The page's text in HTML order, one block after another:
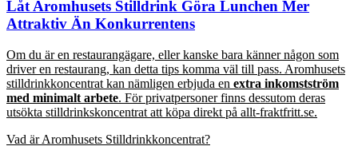
Låt Aromhusets Stilldrink Göra Lunchen Mer
Attraktiv Än Konkurrentens
Om du är en restaurangägare, eller kanske bara känner någon som
driver en restaurang, kan detta tips komma väl till pass. Aromhusets
stilldrinkkoncentrat kan nämligen erbjuda en extra inkomstström
med minimalt arbete. För privatpersoner finns dessutom deras
utsökta stilldrinkskoncentrat att köpa direkt på allt-fraktfritt.se.
Vad är Aromhusets Stilldrinkkoncentrat?